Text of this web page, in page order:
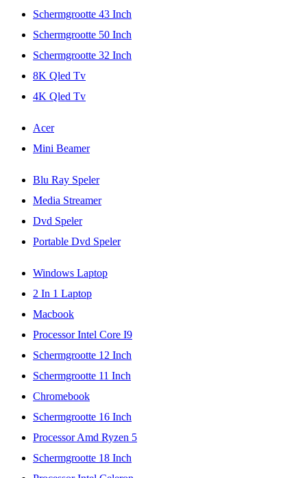
Schermgrootte 43 Inch
Schermgrootte 50 Inch
Schermgrootte 32 Inch
8K Qled Tv
4K Qled Tv
Acer
Mini Beamer
Blu Ray Speler
Media Streamer
Dvd Speler
Portable Dvd Speler
Windows Laptop
2 In 1 Laptop
Macbook
Processor Intel Core I9
Schermgrootte 12 Inch
Schermgrootte 11 Inch
Chromebook
Schermgrootte 16 Inch
Processor Amd Ryzen 5
Schermgrootte 18 Inch